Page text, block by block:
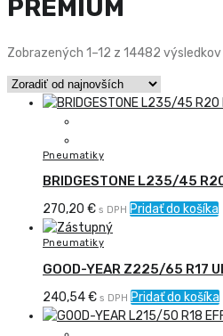
PREMIUM
Zobrazených 1–12 z 14482 výsledkov
Pneumatiky
BRIDGESTONE L235/45
270,20 € s DPH Pridať do košíka
Pneumatiky
GOOD-YEAR Z225/65 R17
240,54€ s DPH Pridať do košíka